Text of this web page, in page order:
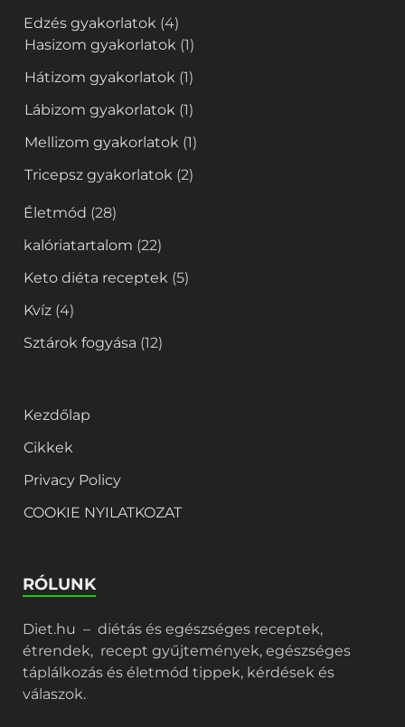
Edzés gyakorlatok (4)
Hasizom gyakorlatok (1)
Hátizom gyakorlatok (1)
Lábizom gyakorlatok (1)
Mellizom gyakorlatok (1)
Tricepsz gyakorlatok (2)
Életmód (28)
kalóriatartalom (22)
Keto diéta receptek (5)
Kvíz (4)
Sztárok fogyása (12)
Kezdőlap
Cikkek
Privacy Policy
COOKIE NYILATKOZAT
RÓLUNK
Diet.hu – diétás és egészséges receptek,
étrendek, recept gyűjtemények, egészséges
táplálkozás és életmód tippek, kérdések és
válaszok.